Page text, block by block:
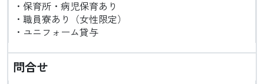
・保育所・病児保育あり
・職員寮あり（女性限定）
・ユニフォーム貸与
問合せ